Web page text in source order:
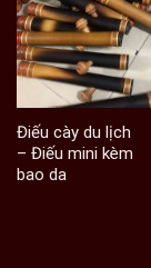
Điếu cày du lịch
– Điếu mini kèm
bao da